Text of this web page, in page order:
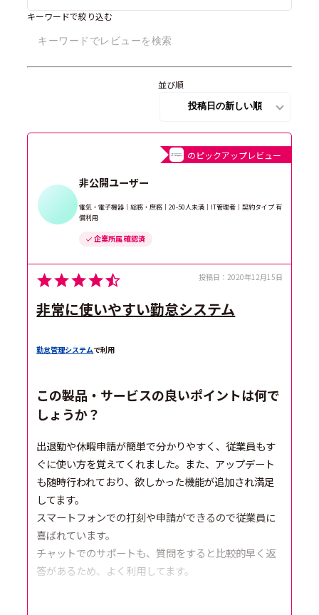
キーワードで絞り込む
並び順
のピックアップレビュー
非公開ユーザー
電気・電子機器｜総務・庶務｜20-50人未満｜IT管理者｜契約タイプ 有
償利用
企業所属 確認済
投稿日： 2020年12月15日
非常に使いやすい勤怠システム
勤怠管理システムで利用
この製品・サービスの良いポイントは何で
しょうか？
出退勤や休暇申請が簡単で分かりやすく、従業員もす
ぐに使い方を覚えてくれました。また、アップデート
も随時行われており、欲しかった機能が追加され満足
してます。
スマートフォンでの打刻や申請ができるので従業員に
喜ばれています。
チャットでのサポートも、質問をすると比較的早く返
答があるため、よく利用してます。